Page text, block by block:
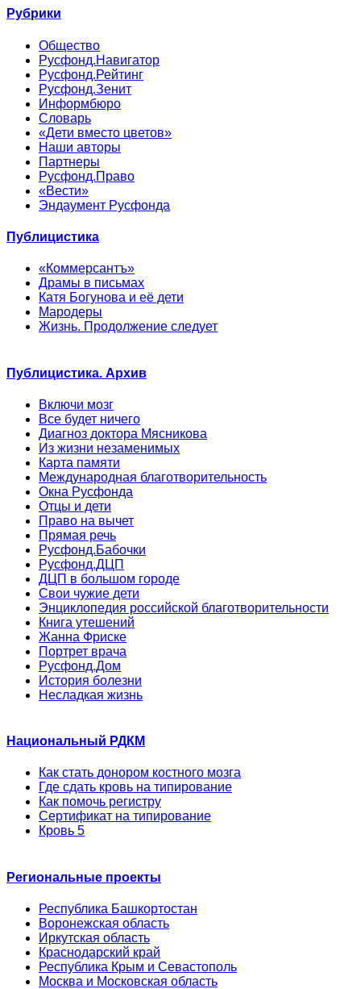
Рубрики
Общество
Русфонд.Навигатор
Русфонд.Рейтинг
Русфонд.Зенит
Информбюро
Словарь
«Дети вместо цветов»
Наши авторы
Партнеры
Русфонд.Право
«Вести»
Эндаумент Русфонда
Публицистика
«Коммерсантъ»
Драмы в письмах
Катя Богунова и её дети
Мародеры
Жизнь. Продолжение следует
Публицистика. Архив
Включи мозг
Все будет ничего
Диагноз доктора Мясникова
Из жизни незаменимых
Карта памяти
Международная благотворительность
Окна Русфонда
Отцы и дети
Право на вычет
Прямая речь
Русфонд.Бабочки
Русфонд.ДЦП
ДЦП в большом городе
Свои чужие дети
Энциклопедия российской благотворительности
Книга утешений
Жанна Фриске
Портрет врача
Русфонд.Дом
История болезни
Несладкая жизнь
Национальный РДКМ
Как стать донором костного мозга
Где сдать кровь на типирование
Как помочь регистру
Сертификат на типирование
Кровь 5
Региональные проекты
Республика Башкортостан
Воронежская область
Иркутская область
Краснодарский край
Республика Крым и Севастополь
Москва и Московская область